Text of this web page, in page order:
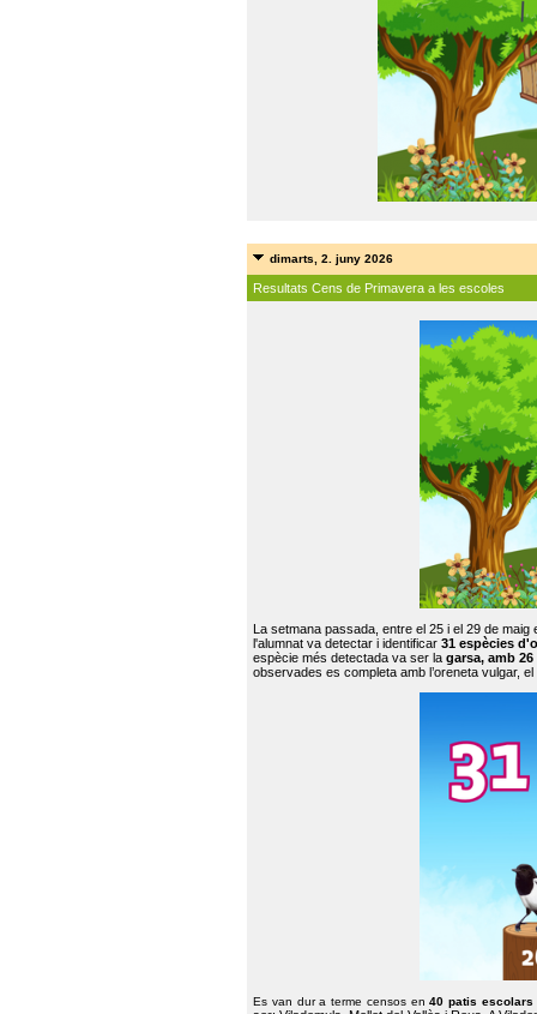
dimarts, 2. juny 2026
Resultats Cens de Primavera a les escoles
La setmana passada, entre el 25 i el 29 de
l'alumnat va detectar i identificar 31 espècies
espècie més detectada va ser la garsa, amb
observades es completa amb l’oreneta vulgar,
Es van dur a terme censos en40 patis escolars